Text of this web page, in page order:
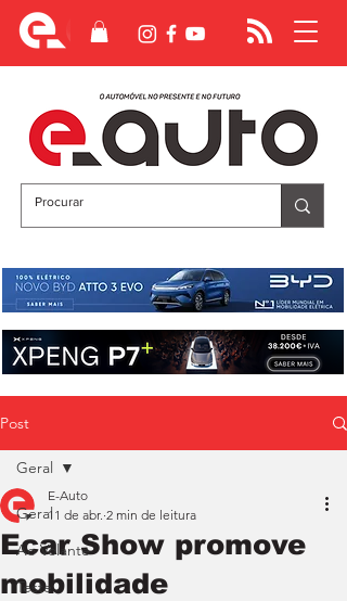
Post
Geral
Ao Volante
Teste
Geral
Ecar Show promove
mobilidade
E-Auto
11 de abr. 2 min de leitura